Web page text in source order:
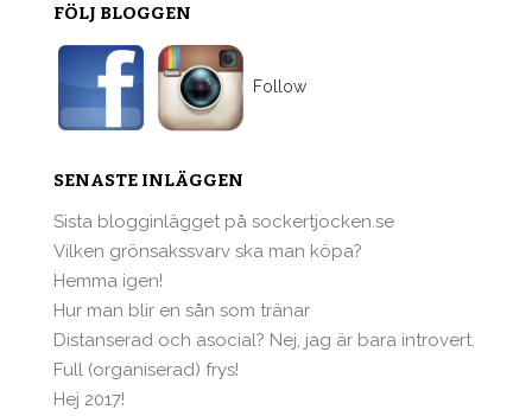
FÖLJ BLOGGEN
Follow
SENASTE INLÄGGEN
Sista blogginlägget på sockertjocken.se
Vilken grönsakssvarv ska man köpa?
Hemma igen!
Hur man blir en sån som tränar
Distanserad och asocial? Nej, jag är bara introvert.
Full (organiserad) frys!
Hej 2017!